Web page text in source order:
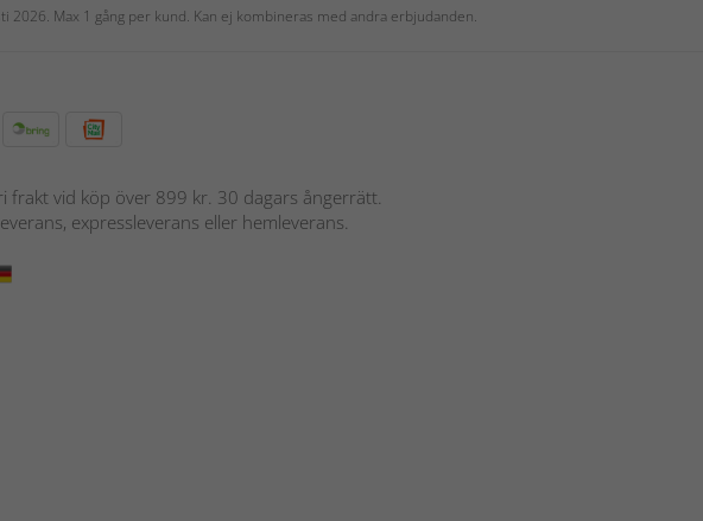
2026. Max 1 gång per kund. Kan ej kombineras med andra erbjudanden.
frakt vid köp över 899 kr. 30 dagars ångerrätt.
expressleverans eller hemleverans.